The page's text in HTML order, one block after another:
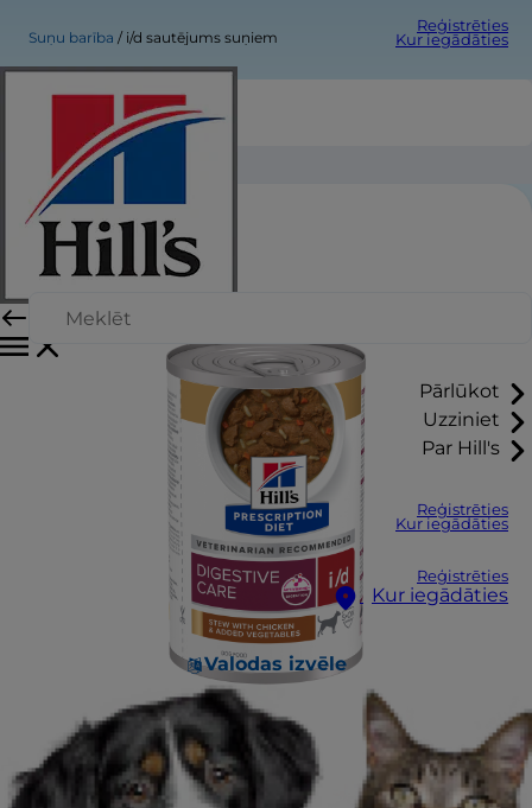
Reģistrēties
Kur iegādāties
Pārlūkot
Uzziniet
Par Hill's
Reģistrēties
Kur iegādāties
Reģistrēties
Kur iegādāties
Valodas izvēle
Suņu barība i/d sautējums suņiem
i/d sautējums suņiem